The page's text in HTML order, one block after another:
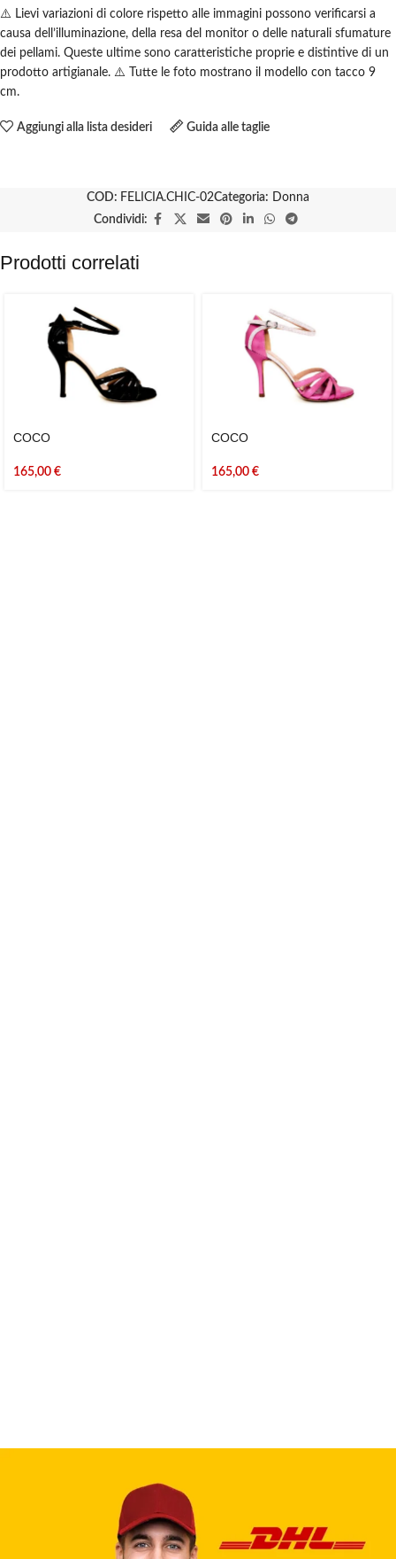
⚠️ Lievi variazioni di colore rispetto alle immagini possono verificarsi a
causa dell’illuminazione, della resa del monitor o delle naturali sfumature
dei pellami. Queste ultime sono caratteristiche proprie e distintive di un
prodotto artigianale. ⚠️ Tutte le foto mostrano il modello con tacco 9
cm.
Aggiungi alla lista desideri Guida alle taglie
COD: FELICIA.CHIC-02Categoria: Donna
Condividi:
Prodotti correlati
COCO
165,00 €
COCO
165,00 €